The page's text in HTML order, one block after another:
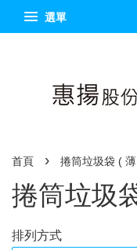
選單
首頁 › 捲筒垃圾袋 (
捲筒垃圾
排列方式